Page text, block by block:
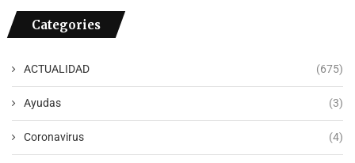
Categories
ACTUALIDAD (675)
Ayudas (3)
Coronavirus (4)